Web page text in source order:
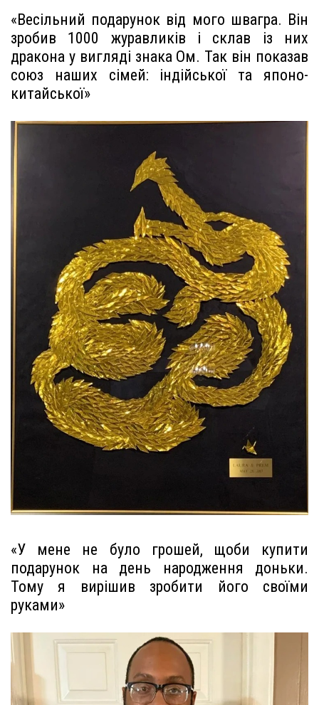
«Весільний подарунок від мого швагра. Він
зробив 1000 журавликів і склав із них
дракона у вигляді знака Ом. Так він показав
союз наших сімей: індійської та японо-
китайської»
«У мене не було грошей, щоби купити
подарунок на день народження доньки.
Тому я вирішив зробити його своїми
руками»